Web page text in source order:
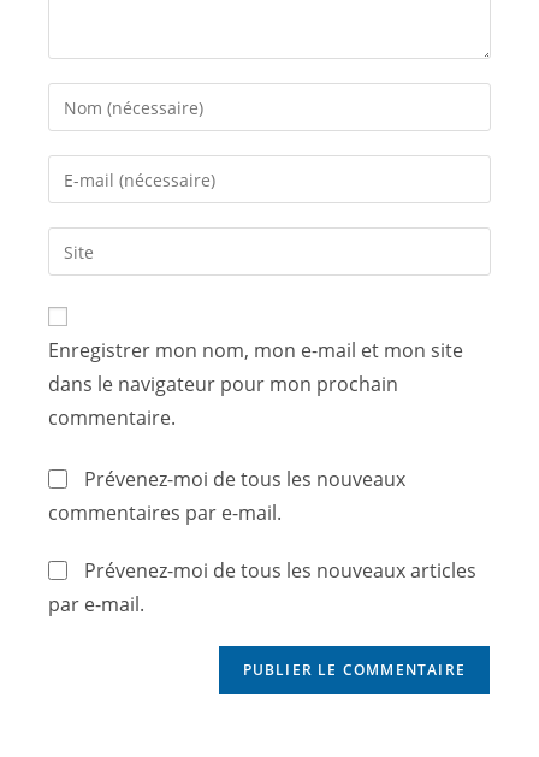
Enregistrer mon nom, mon e-mail et mon site
dans le navigateur pour mon prochain
commentaire.
Prévenez-moi de tous les nouveaux
commentaires par e-mail.
Prévenez-moi de tous les nouveaux articles
par e-mail.